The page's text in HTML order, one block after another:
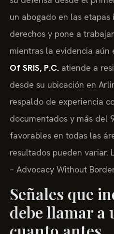
un abogado en las etapas
derechos y pone a
mientras la evidencia aún
Of SRIS, P.C. atiende a
desde su ubicación en
respaldo de experiencia
documentados y más del
favorables en todas las
resultados pueden variar.
– Advocacy Without
Señales que
debe llamar a